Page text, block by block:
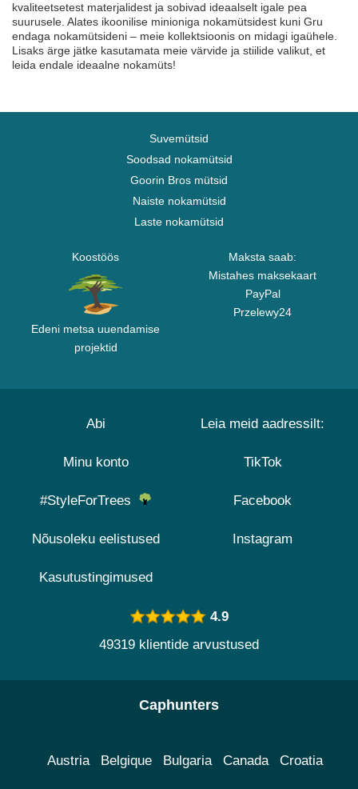
kvaliteetsetest materjalidest ja sobivad ideaalselt igale pea
suurusele. Alates ikoonilise minioniga nokamütsidest kuni Gru
endaga nokamütsideni – meie kollektsioonis on midagi igaühele.
Lisaks ärge jätke kasutamata meie värvide ja stiilide valikut, et
leida endale ideaalne nokamüts!
Suvemütsid
Soodsad nokamütsid
Goorin Bros mütsid
Naiste nokamütsid
Laste nokamütsid
Koostöös
Edeni metsa uuendamise
projektid
Maksta saab:
Mistahes maksekaart
PayPal
Przelewy24
Abi
Minu konto
#StyleForTrees
Nõusoleku eelistused
Kasutustingimused
Leia meid aadressilt:
TikTok
Facebook
Instagram
4.9
49319 klientide arvustused
Caphunters
Austria Belgique Bulgaria Canada Croatia